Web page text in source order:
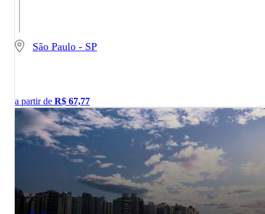
São Paulo - SP
a partir de R$ 67,77